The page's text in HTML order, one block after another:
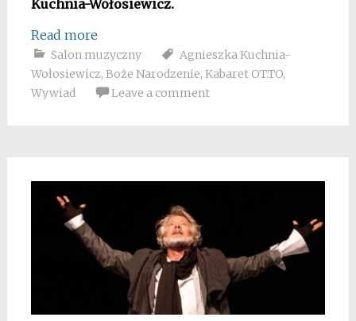
Kuchnia-Wołosiewicz.
Read more
Salon muzyczny
Agnieszka Kuchnia-
Wołosiewicz, Boże Narodzenie, Kabaret OT.TO,
Wywiad
Leave a comment